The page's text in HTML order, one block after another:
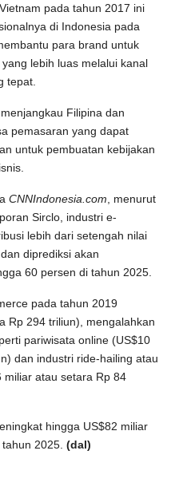
pada tahun 2017 ini
di Indonesia pada
para brand untuk
lebih luas melalui kanal
tepat.
Filipina dan
pemasaran yang dapat
untuk pembuatan kebijakan
CNNIndonesia.com , menurut
Sirclo, industri e-
lebih dari setengah nilai
diprediksi akan
60 persen di tahun 2025.
pada tahun 2019
Rp 294 triliun), mengalahkan
pariwisata online (US$10
dan industri ride-hailing atau
miliar atau setara Rp 84
hingga US$82 miliar
2025. (dal)